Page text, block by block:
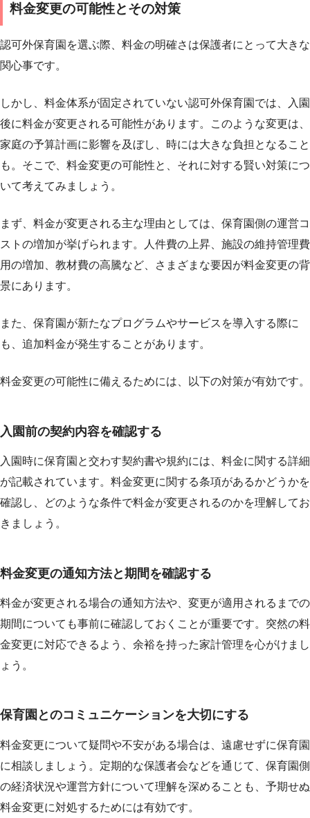
料金変更の可能性とその対策
認可外保育園を選ぶ際、料金の明確さは保護者にとって大きな
関心事です。
しかし、料金体系が固定されていない認可外保育園では、入園
後に料金が変更される可能性があります。このような変更は、
家庭の予算計画に影響を及ぼし、時には大きな負担となること
も。そこで、料金変更の可能性と、それに対する賢い対策につ
いて考えてみましょう。
まず、料金が変更される主な理由としては、保育園側の運営コ
ストの増加が挙げられます。人件費の上昇、施設の維持管理費
用の増加、教材費の高騰など、さまざまな要因が料金変更の背
景にあります。
また、保育園が新たなプログラムやサービスを導入する際に
も、追加料金が発生することがあります。
料金変更の可能性に備えるためには、以下の対策が有効です。
入園前の契約内容を確認する
入園時に保育園と交わす契約書や規約には、料金に関する詳細
が記載されています。料金変更に関する条項があるかどうかを
確認し、どのような条件で料金が変更されるのかを理解してお
きましょう。
料金変更の通知方法と期間を確認する
料金が変更される場合の通知方法や、変更が適用されるまでの
期間についても事前に確認しておくことが重要です。突然の料
金変更に対応できるよう、余裕を持った家計管理を心がけまし
ょう。
保育園とのコミュニケーションを大切にする
料金変更について疑問や不安がある場合は、遠慮せずに保育園
に相談しましょう。定期的な保護者会などを通じて、保育園側
の経済状況や運営方針について理解を深めることも、予期せぬ
料金変更に対処するためには有効です。